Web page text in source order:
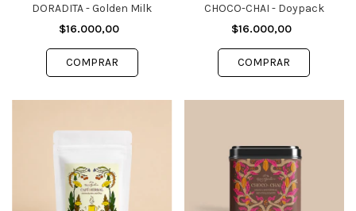
DORADITA - Golden Milk
$16.000,00
CHOCO-CHAI - Doypack
$16.000,00